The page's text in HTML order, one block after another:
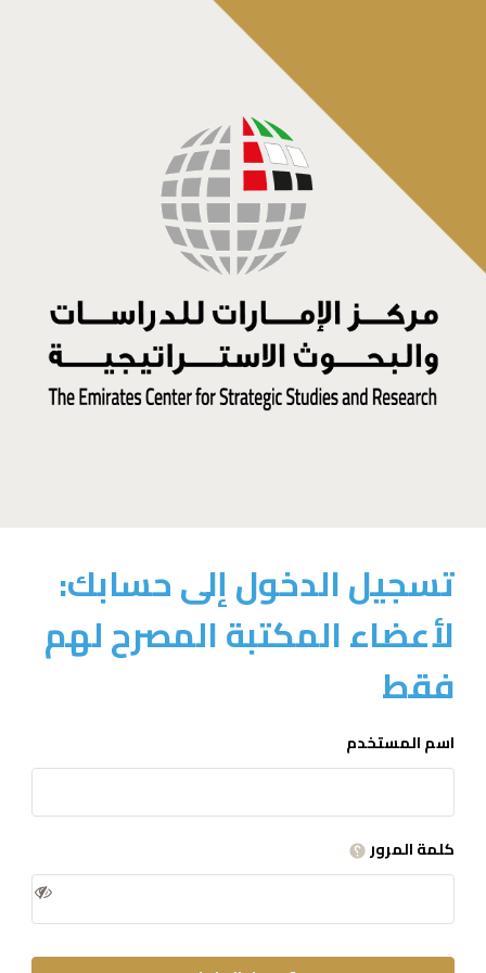
تسجيل الدخول إلى حسابك:
لأعضاء المكتبة المصرح لهم
فقط
اسم المستخدم
كلمة المرور